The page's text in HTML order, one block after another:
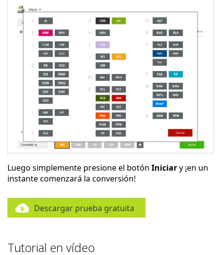
Luego simplemente presione el botón Iniciary ¡en un
instante comenzará la conversión!
Descargar prueba gratuita
Tutorial en vídeo